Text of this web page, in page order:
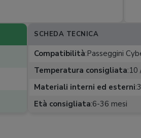
SCHEDA TECNICA
Compatibilità:Passeggini
Temperatura consigliata:10
Materiali interni ed esterni:
Età consigliata:6-36 mesi